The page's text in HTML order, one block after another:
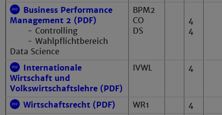
Business Performance
Management 2 (PDF)
- Controlling
- Wahlpflichtbereich
Data Science
BPM2
CO
DS
4
4
Internationale
Wirtschaft und
Volkswirtschaftslehre (PDF)
IVWL 4
Wirtschaftsrecht (PDF) WR1
4